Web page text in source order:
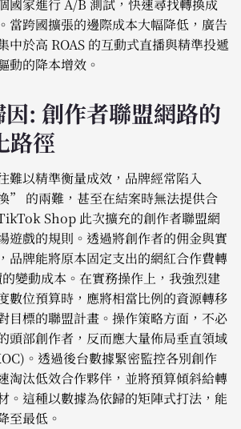
國家進行 A/B 測試，快速尋找轉換成
當跨國擴張的邊際成本大幅降低，廣告
中於高 ROAS 的互動式直播與精準投遞
動的降本增效。
: 創作者聯盟網路的
路徑
難以精準衡量成效，品牌經常陷入
” 的兩難，甚至在結案時無法提供合
Shop 此次擴充的創作者聯盟網
遊戲的規則。透過將創作者的佣金與實
品牌能將原本固定支出的網紅合作費轉
變動成本。在實務操作上，我強烈建
數位預算時，應將相當比例的資源轉移
目標的聯盟計畫。操作策略方面，不必
頭部創作者，反而應大量佈局垂直領域
。透過後台數據緊密監控各別創作
淘汰低效合作夥伴，並將預算傾斜給轉
。這種以數據為依歸的矩陣式打法，能
至最低。